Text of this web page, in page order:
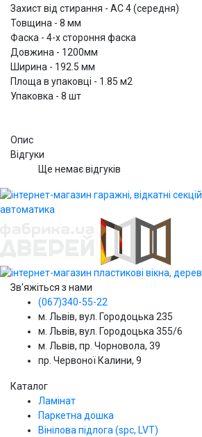
Захист від стирання - AC 4 (середня)
Товщина - 8 мм
Фаска - 4-х стороння фаска
Довжина - 1200мм
Ширина - 192.5 мм
Площа в упаковці - 1.85 м2
Упаковка - 8 шт
Опис
Відгуки
Ще немає відгуків
Зв'яжіться з нами
(067)340-55-22
м. Львів, вул. Городоцька 235
м. Львів, вул. Городоцька 355/6
м. Львів, пр. Чорновола, 39
пр. Червоної Калини, 9
Каталог
Ламінат
Паркетна дошка
Вінілова підлога (spc, LVT)